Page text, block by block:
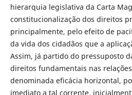
hierarquia legislativa da Carta
constitucionalização dos direitos
principalmente, pelo efeito de
da vida dos cidadãos que a
Assim, já partido do pressuposto
direitos fundamentais nas
denominada eficácia horizontal,
imediato a tal corrente,